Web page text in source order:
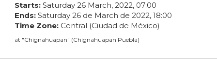
Starts: Saturday 26 March, 2022, 07:00
Ends: Saturday 26 de March de 2022, 18:00
Time Zone: Central (Ciudad de México)
at "Chignahuapan" (Chignahuapan Puebla)